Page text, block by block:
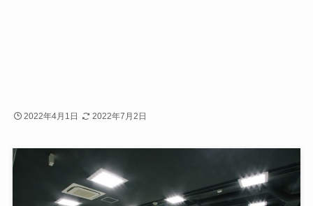
2022年4月1日 2022年7月2日